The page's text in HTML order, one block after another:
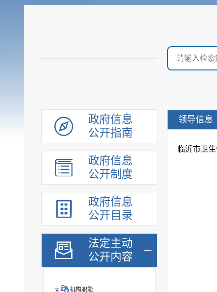
政府信息
公开指南
政府信息
公开制度
政府信息
公开目录
法定主动
公开内容
机构职能
领导信息
临沂市卫